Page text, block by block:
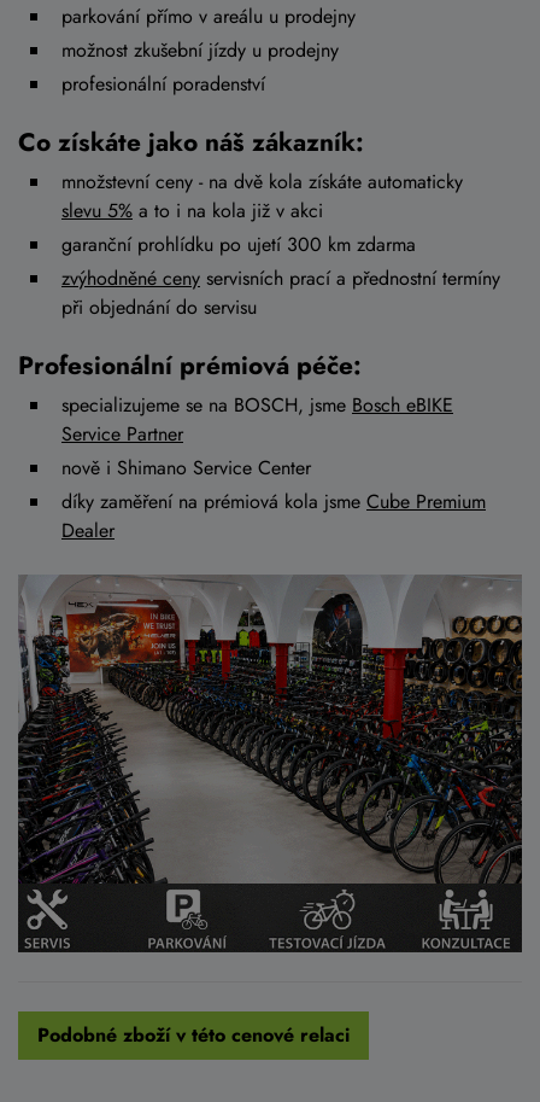
parkování přímo v areálu u prodejny
možnost zkušební jízdy u prodejny
profesionální poradenství
Co získáte jako náš zákazník:
množstevní ceny - na dvě kola získáte automaticky
slevu 5% a to i na kola již v akci
garanční prohlídku po ujetí 300 km zdarma
zvýhodněné ceny servisních prací a přednostní termíny
při objednání do servisu
Profesionální prémiová péče:
specializujeme se na BOSCH, jsme Bosch eBIKE
Service Partner
nově i Shimano Service Center
díky zaměření na prémiová kola jsme Cube Premium
Dealer
Podobné zboží v této cenové relaci